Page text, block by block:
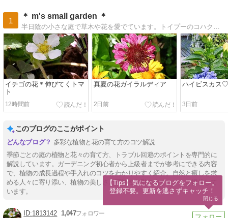
1
＊ m's small garden ＊
イチゴの花＊伸びてくトマ
ト
12時間前
真夏の花ガイラルディア
2日前
ハイビスカス♡
3日前
このブログのここがポイント
多彩な植物と花の育て方のコツ解説
季節ごとの庭の植物と花々の育て方、トラブル回避のポイントを専門的に
解説しています。ガーデニング初心者から上級者までが参考にできる内容
で、植物の成長過程や手入れのコツをわかりやすく紹介。自然と癒しを求
める人々に寄り添い、植物の美しさと可能性を引き出すヒントを提供して
います。
1813142 1,047
【Tips】気になるブログをフォロー。
登録不要。更新を逃さずキャッチ！
閉じる